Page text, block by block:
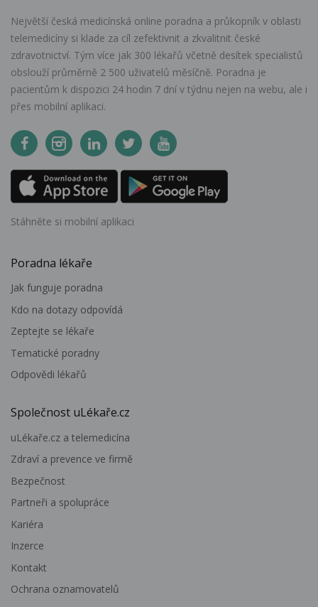
Největší česká medicínská online poradna a průkopník v oblasti
telemedicíny si klade za cíl zefektivnit a zkvalitnit české
zdravotnictví. Tým více jak 300 lékařů včetně desítek specialistů
obslouží průměrně 2 500 uživatelů měsíčně. Poradna je
pacientům k dispozici 24 hodin 7 dní v týdnu nejen na webu, ale i
přes mobilní aplikaci.
Stáhněte si mobilní aplikaci
Poradna lékaře
Jak funguje poradna
Kdo na dotazy odpovídá
Zeptejte se lékaře
Tematické poradny
Odpovědi lékařů
Společnost uLékaře.cz
uLékaře.cz a telemedicína
Zdraví a prevence ve firmě
Bezpečnost
Partneři a spolupráce
Kariéra
Inzerce
Kontakt
Ochrana oznamovatelů